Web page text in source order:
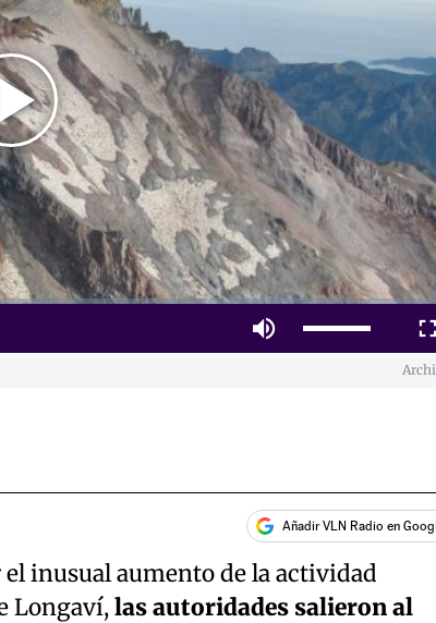
Play
Video
Mute
Añadir VLN Radio en
inusual aumento de la actividad
Longaví,las autoridades salieron al